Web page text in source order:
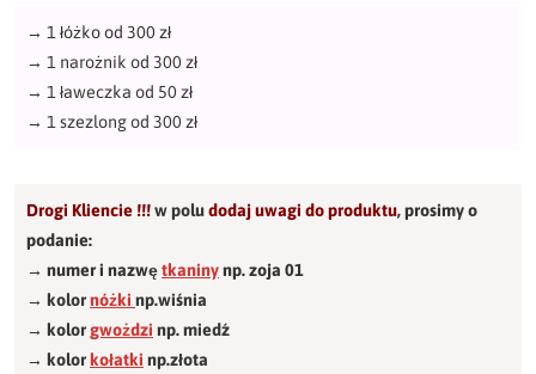
→ 1 łóżko od 300 zł
→ 1 narożnik od 300 zł
→ 1 ławeczka od 50 zł
→ 1 szezlong od 300 zł
Drogi Kliencie !!!w poludodaj uwagi do produktu,prosimy o
podanie:
→ numer i nazwętkaninynp. zoja 01
→ kolornóżki np.wiśnia
→ kolorgwożdzi np. miedź
→ kolorkołatki np.złota